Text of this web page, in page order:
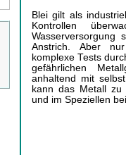
Blei gilt als
Kontrollen
Wasserversorgung
Anstrich. Aber
komplexe Tests
gefährlichen
anhaltend mit
kann das Metall zu
und im Speziellen